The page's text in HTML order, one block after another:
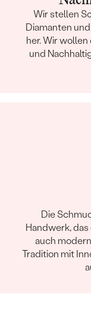
Wir stellen
Diamanten
her. Wir wollen
und
Die
Handwerk,
auch
Tradition mit